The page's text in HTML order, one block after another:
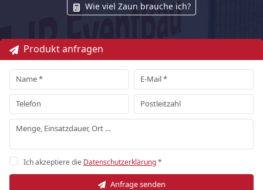
Wie viel Zaun brauche ich?
Produkt anfragen
Ich akzeptiere die Datenschutzerklärung*
Anfrage senden